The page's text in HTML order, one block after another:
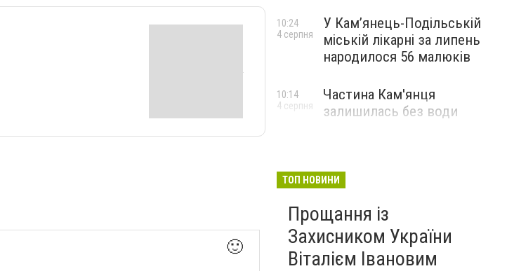
🙂
У Кам’янець-Подільській
міській лікарні за липень
народилося 56 малюків
10:24
4 серпня
Частина Кам'янця
залишилась без води
10:14
4 серпня
ТОП НОВИНИ
Прощання із
Захисником України
Віталієм Івановим